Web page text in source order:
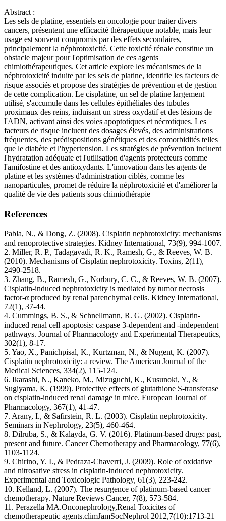
Abstract :
Les sels de platine, essentiels en oncologie pour traiter divers
cancers, présentent une efficacité thérapeutique notable, mais leur
usage est souvent compromis par des effets secondaires,
principalement la néphrotoxicité. Cette toxicité rénale constitue un
obstacle majeur pour l'optimisation de ces agents
chimiothérapeutiques. Cet article explore les mécanismes de la
néphrotoxicité induite par les sels de platine, identifie les facteurs de
risque associés et propose des stratégies de prévention et de gestion
de cette complication. Le cisplatine, un sel de platine largement
utilisé, s'accumule dans les cellules épithéliales des tubules
proximaux des reins, induisant un stress oxydatif et des lésions de
l'ADN, activant ainsi des voies apoptotiques et nécrotiques. Les
facteurs de risque incluent des dosages élevés, des administrations
fréquentes, des prédispositions génétiques et des comorbidités telles
que le diabète et l'hypertension. Les stratégies de prévention incluent
l'hydratation adéquate et l'utilisation d'agents protecteurs comme
l'amifostine et des antioxydants. L'innovation dans les agents de
platine et les systèmes d'administration ciblés, comme les
nanoparticules, promet de réduire la néphrotoxicité et d'améliorer la
qualité de vie des patients sous chimiothérapie
References
Pabla, N., & Dong, Z. (2008). Cisplatin nephrotoxicity: mechanisms
and renoprotective strategies. Kidney International, 73(9), 994-1007.
2. Miller, R. P., Tadagavadi, R. K., Ramesh, G., & Reeves, W. B.
(2010). Mechanisms of Cisplatin nephrotoxicity. Toxins, 2(11),
2490-2518.
3. Zhang, B., Ramesh, G., Norbury, C. C., & Reeves, W. B. (2007).
Cisplatin-induced nephrotoxicity is mediated by tumor necrosis
factor-α produced by renal parenchymal cells. Kidney International,
72(1), 37-44.
4. Cummings, B. S., & Schnellmann, R. G. (2002). Cisplatin-
induced renal cell apoptosis: caspase 3-dependent and -independent
pathways. Journal of Pharmacology and Experimental Therapeutics,
302(1), 8-17.
5. Yao, X., Panichpisal, K., Kurtzman, N., & Nugent, K. (2007).
Cisplatin nephrotoxicity: a review. The American Journal of the
Medical Sciences, 334(2), 115-124.
6. Ikarashi, N., Kaneko, M., Mizuguchi, K., Kusunoki, Y., &
Sugiyama, K. (1999). Protective effects of glutathione S-transferase
on cisplatin-induced renal damage in mice. European Journal of
Pharmacology, 367(1), 41-47.
7. Arany, I., & Safirstein, R. L. (2003). Cisplatin nephrotoxicity.
Seminars in Nephrology, 23(5), 460-464.
8. Dilruba, S., & Kalayda, G. V. (2016). Platinum-based drugs: past,
present and future. Cancer Chemotherapy and Pharmacology, 77(6),
1103-1124.
9. Chirino, Y. I., & Pedraza-Chaverri, J. (2009). Role of oxidative
and nitrosative stress in cisplatin-induced nephrotoxicity.
Experimental and Toxicologic Pathology, 61(3), 223-242.
10. Kelland, L. (2007). The resurgence of platinum-based cancer
chemotherapy. Nature Reviews Cancer, 7(8), 573-584.
11. Perazella MA.Onconephrology,Renal Toxicites of
chemotherapeutic agents.climJamSocNephrol 2012,7(10):1713-21